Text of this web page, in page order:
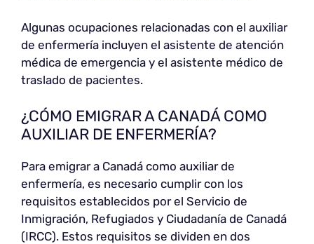
Algunas ocupaciones relacionadas con el auxiliar
de enfermería incluyen el asistente de atención
médica de emergencia y el asistente médico de
traslado de pacientes.
¿CÓMO EMIGRAR A CANADÁ COMO
AUXILIAR DE ENFERMERÍA?
Para emigrar a Canadá como auxiliar de
enfermería, es necesario cumplir con los
requisitos establecidos por el Servicio de
Inmigración, Refugiados y Ciudadanía de Canadá
(IRCC). Estos requisitos se dividen en dos